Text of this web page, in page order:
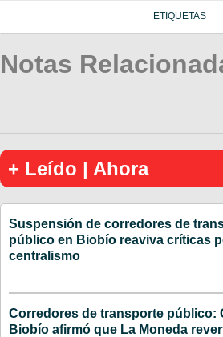
ETIQUETAS
Notas
+ Leído | Ahora
Suspensión de corredores de
público en Biobío reaviva críticas
centralismo
Corredores de transporte público:
Biobío afirmó que La Moneda